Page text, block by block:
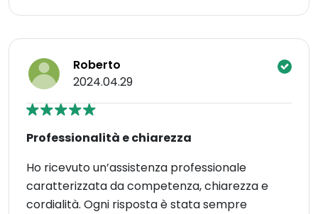
Roberto
2024.04.29
Professionalità e chiarezza
Ho ricevuto un’assistenza professionale
caratterizzata da competenza, chiarezza e
cordialità. Ogni risposta è stata sempre